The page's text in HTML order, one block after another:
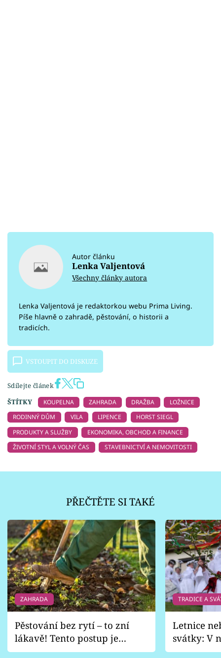
Autor článku
Lenka Valjentová
Všechny články autora
Lenka Valjentová je redaktorkou webu Prima Living.
Píše hlavně o zahradě, pěstování, o historii a
tradicích.
VSTOUPIT DO DISKUZE
Sdílejte článek
ŠTÍTKY
KOUPELNA ZAHRADA DRAŽBA
LOŽNICE
RODINNÝ DŮM
VILA LIPENCE
HORST SIEGL
PRODUKTY A SLUŽBY
EKONOMIKA, OBCHOD A FINANCE
ŽIVOTNÍ STYL A VOLNÝ ČAS
STAVEBNICTVÍ A NEMOVITOSTI
PŘEČTĚTE SI TAKÉ
ZAHRADA
Pěstování bez rytí – to zní
lákavě! Tento postup je
vhodný jen pro některé
TRADICE A
Letnice
svátky: V
pondělí